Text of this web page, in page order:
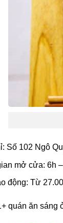
Số 102 Ngô
mở cửa: 6h
động: Từ
quán ăn sáng